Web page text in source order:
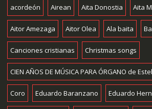
acordeón Airean Aita Donostia Aita
Aitor Amezaga Aitor Olea Ala baita
Canciones cristianas Christmas songs
CIEN AÑOS DE MÚSICA PARA ÓRGANO de
Coro Eduardo Baranzano Eduardo